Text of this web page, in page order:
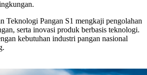
Teknologi Pangan S1 mengkaji pengolahan
serta inovasi produk berbasis teknologi.
kebutuhan industri pangan nasional